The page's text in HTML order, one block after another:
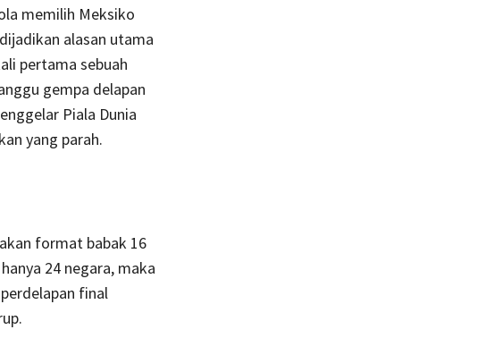
memilih Meksiko
alasan utama
pertama sebuah
gempa delapan
Piala Dunia
yang parah.
format babak 16
24 negara, maka
final